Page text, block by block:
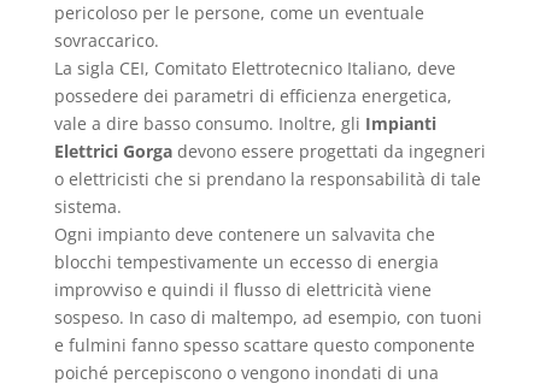
pericoloso per le persone, come un eventuale
sovraccarico.
La sigla CEI, Comitato Elettrotecnico Italiano, deve
possedere dei parametri di efficienza energetica,
vale a dire basso consumo. Inoltre, gli Impianti
Elettrici Gorgadevono essere progettati da ingegneri
o elettricisti che si prendano la responsabilità di tale
sistema.
Ogni impianto deve contenere un salvavita che
blocchi tempestivamente un eccesso di energia
improvviso e quindi il flusso di elettricità viene
sospeso. In caso di maltempo, ad esempio, con tuoni
e fulmini fanno spesso scattare questo componente
poiché percepiscono o vengono inondati di una